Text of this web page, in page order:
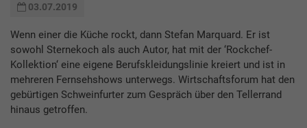
03.07.2019
Wenn einer die Küche rockt, dann Stefan Marquard. Er ist
sowohl Sternekoch als auch Autor, hat mit der ‘Rockchef-
Kollektion‘ eine eigene Berufskleidungslinie kreiert und ist in
mehreren Fernsehshows unterwegs. Wirtschaftsforum hat den
gebürtigen Schweinfurter zum Gespräch über den Tellerrand
hinaus getroffen.